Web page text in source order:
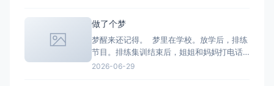
阴差阳错之间，从好几个视角认识了北京，
文学、社会学、影视学、经济学、政治学
的，每个人嘴里的北京都不一样。由
做了个梦
梦醒来还记得。 梦里在学校。放学后，排练
节目。排练集训结束后，姐姐和妈妈打电话
过来要接我。别的女生都说自己走着回家就
2026-06-29